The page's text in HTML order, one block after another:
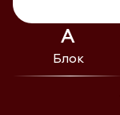
А
Блок